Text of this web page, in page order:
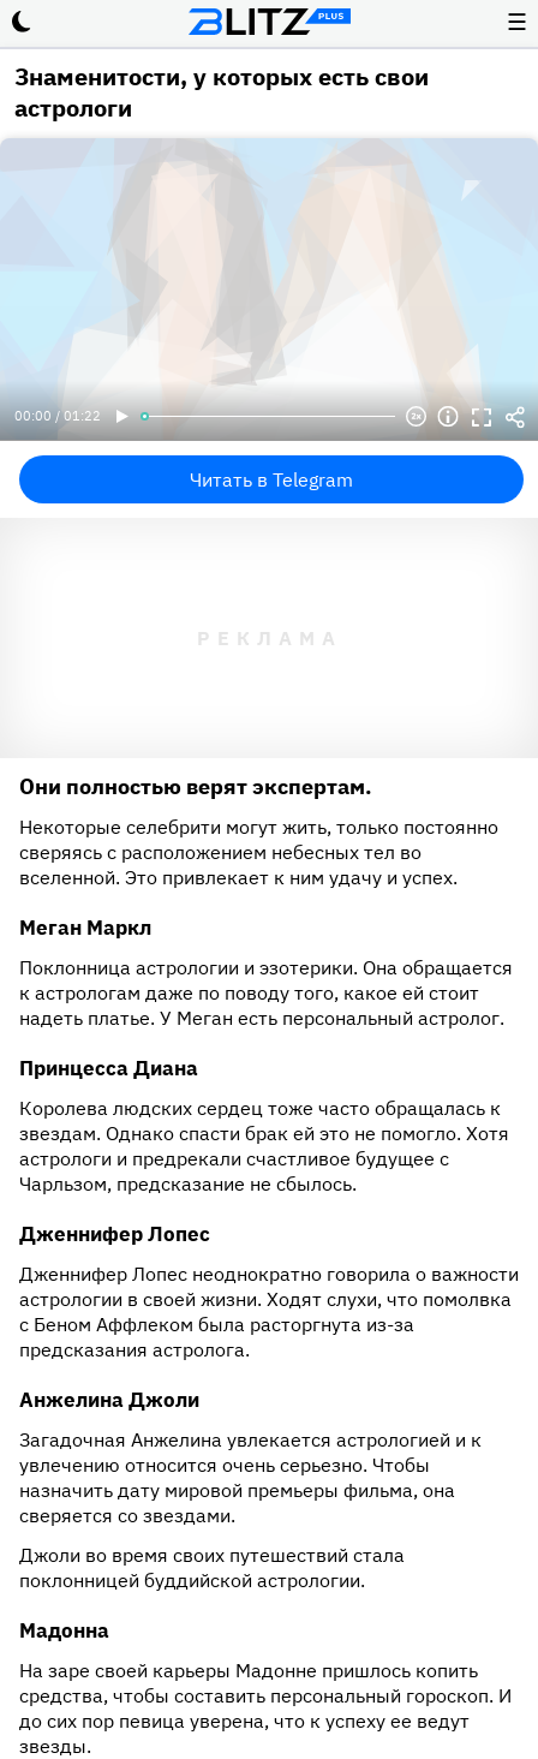
☰
Знаменитости, у которых есть свои
астрологи
00:00 / 01:22
Читать в Telegram
Они полностью верят экспертам.
Некоторые селебрити могут жить, только постоянно
сверяясь с расположением небесных тел во
вселенной. Это привлекает к ним удачу и успех.
Меган Маркл
Поклонница астрологии и эзотерики. Она обращается
к астрологам даже по поводу того, какое ей стоит
надеть платье. У Меган есть персональный астролог.
Принцесса Диана
Королева людских сердец тоже часто обращалась к
звездам. Однако спасти брак ей это не помогло. Хотя
астрологи и предрекали счастливое будущее с
Чарльзом, предсказание не сбылось.
Дженнифер Лопес
Дженнифер Лопес неоднократно говорила о важности
астрологии в своей жизни. Ходят слухи, что помолвка
с Беном Аффлеком была расторгнута из-за
предсказания астролога.
Анжелина Джоли
Загадочная Анжелина увлекается астрологией и к
увлечению относится очень серьезно. Чтобы
назначить дату мировой премьеры фильма, она
сверяется со звездами.
Джоли во время своих путешествий стала
поклонницей буддийской астрологии.
Мадонна
На заре своей карьеры Мадонне пришлось копить
средства, чтобы составить персональный гороскоп. И
до сих пор певица уверена, что к успеху ее ведут
звезды.